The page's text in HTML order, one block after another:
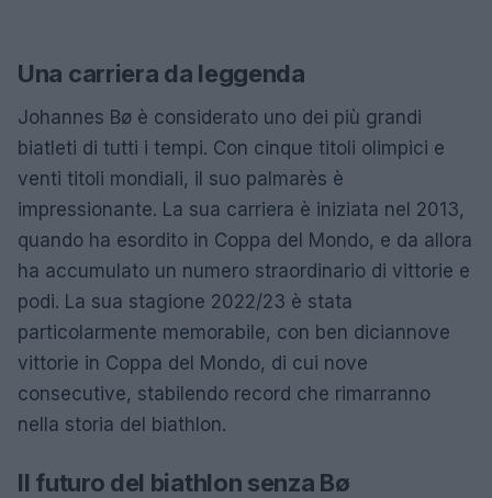
Una carriera da leggenda
Johannes Bø è considerato uno dei più grandi
biatleti di tutti i tempi. Con cinque titoli olimpici e
venti titoli mondiali, il suo palmarès è
impressionante. La sua carriera è iniziata nel 2013,
quando ha esordito in Coppa del Mondo, e da allora
ha accumulato un numero straordinario di vittorie e
podi. La sua stagione 2022/23 è stata
particolarmente memorabile, con ben diciannove
vittorie in Coppa del Mondo, di cui nove
consecutive, stabilendo record che rimarranno
nella storia del biathlon.
Il futuro del biathlon senza Bø